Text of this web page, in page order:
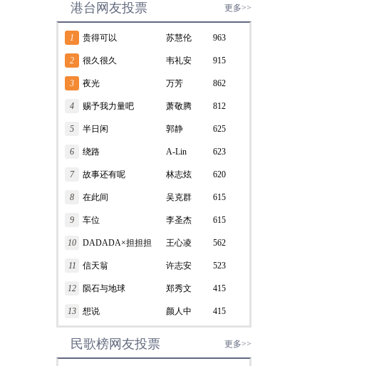
港台网友投票 更多>>
1 贵得可以 苏慧伦 963
2 很久很久 韦礼安 915
3 夜光 万芳 862
4 赐予我力量吧 萧敬腾 812
5 半日闲 郭静 625
6 绕路 A-Lin 623
7 故事还有呢 林志炫 620
8 在此间 吴克群 615
9 车位 李圣杰 615
10 DADADA×担担担 王心凌 562
11 信天翁 许志安 523
12 陨石与地球 郑秀文 415
13 想说 颜人中 415
民歌榜网友投票 更多>>